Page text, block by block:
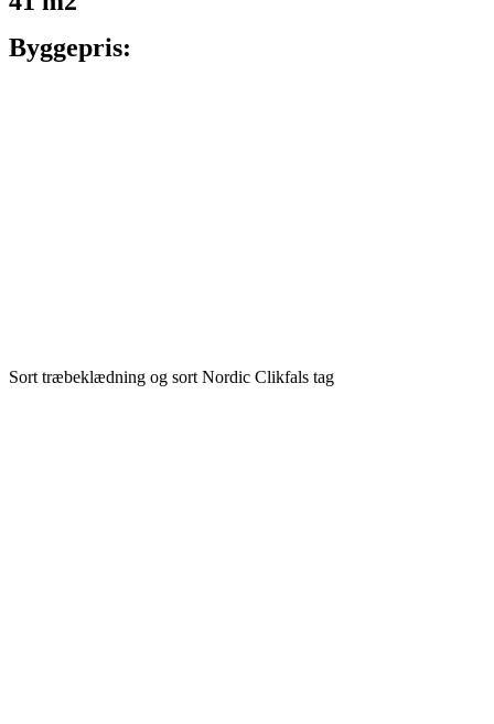
Byggepris:
Sort træbeklædning og sort Nordic Clikfals tag